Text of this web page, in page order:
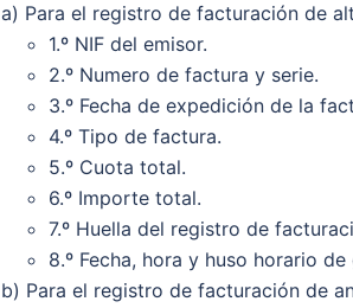
a) Para el registro de facturación de
1.º NIF del emisor.
2.º Numero de factura y serie.
3.º Fecha de expedición de la
4.º Tipo de factura.
5.º Cuota total.
6.º Importe total.
7.º Huella del registro de
8.º Fecha, hora y huso horario
b) Para el registro de facturación de